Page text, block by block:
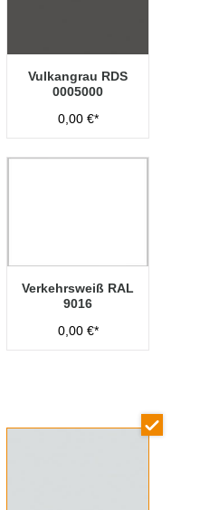
Vulkangrau RDS
0005000
0,00 €*
Verkehrsweiß RAL
9016
0,00 €*